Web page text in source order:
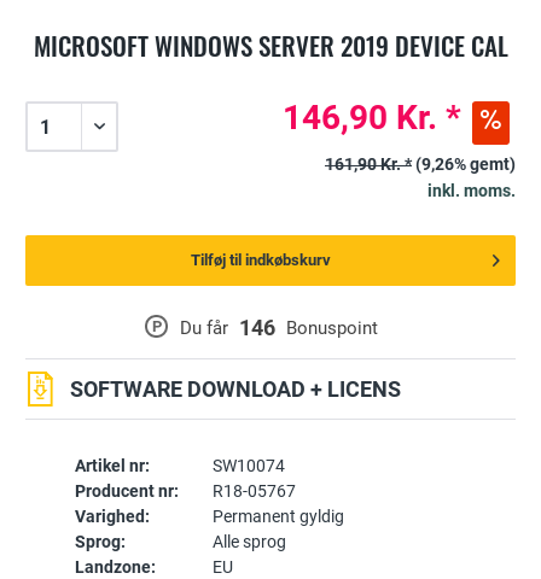
MICROSOFT WINDOWS SERVER 2019 DEVICE CAL
Artikel nr:
SW10074
Producent nr:
R18-05767
Varighed:
Permanent gyldig
Sprog:
Alle sprog
Landzone:
EU
P Du får 146 Bonuspoint
SOFTWARE DOWNLOAD + LICENS
146,90 Kr. *
161,90 Kr. *(9,26% gemt)
inkl. moms.
Tilføj til indkøbskurv